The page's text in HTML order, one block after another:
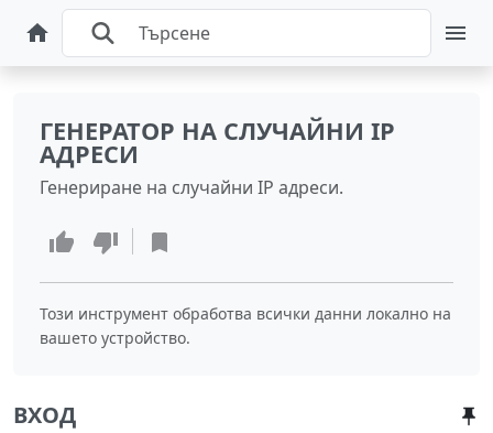
ГЕНЕРАТОР НА СЛУЧАЙНИ IP
АДРЕСИ
Генериране на случайни IP адреси.
Този инструмент обработва всички данни локално на
вашето устройство.
ВХОД